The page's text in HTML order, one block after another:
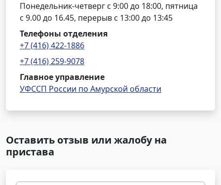
Понедельник-четверг с 9:00 до 18:00, пятница
с 9.00 до 16.45, перерыв с 13:00 до 13:45
Телефоны отделения
+7 (416) 422-1886
+7 (416) 259-9078
Главное управление
УФССП России по Амурской области
Оставить отзыв или жалобу на
пристава